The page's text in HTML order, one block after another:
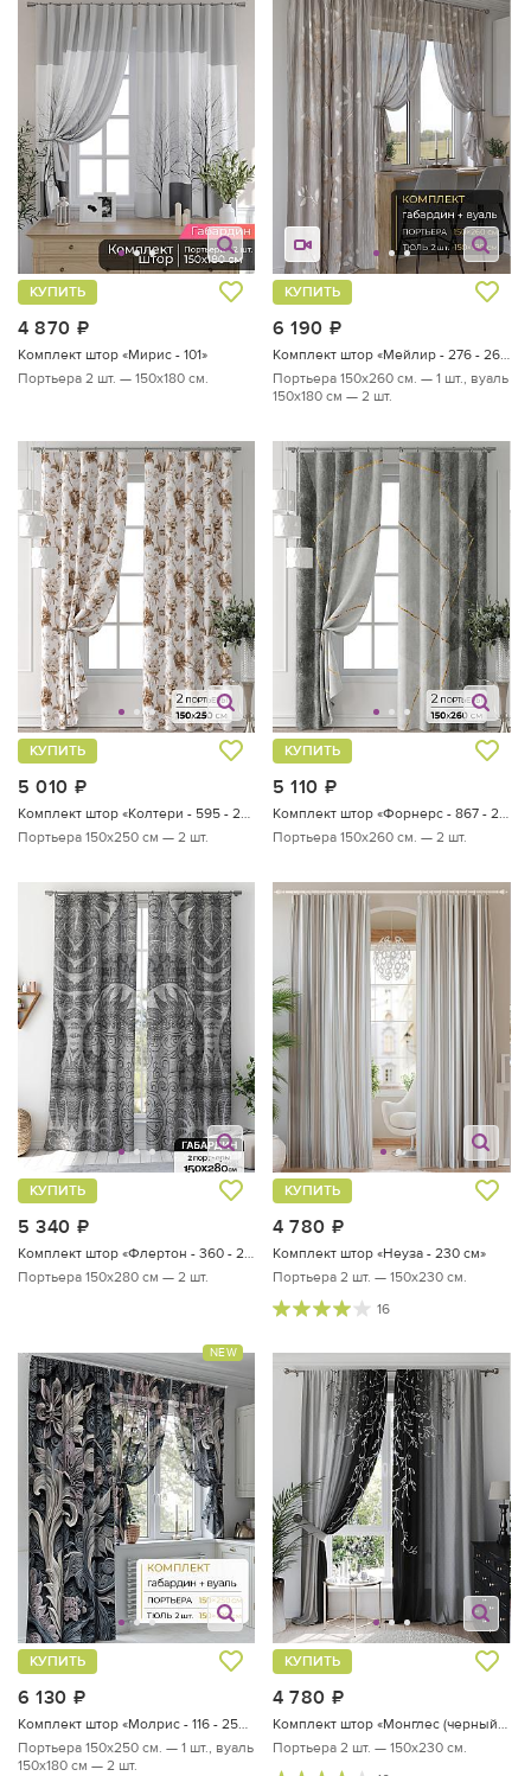
4 870
КУПИТЬ
Комплект штор «Мирис - 101»
Портьера 2 шт. — 150х180 см.
6 190
КУПИТЬ
Комплект штор «Мейлир - 276 - 260 см»
Портьера 150х260 см. — 1 шт., вуаль
150х180 см — 2 шт.
5 010
КУПИТЬ
Портьера 150х250 см — 2 шт.
5 110
КУПИТЬ
Портьера 150х260 см. — 2 шт.
5 340
КУПИТЬ
Портьера 150х280 см — 2 шт.
4 780
КУПИТЬ
Комплект штор «Неуза - 230 см»
Портьера 2 шт. — 150х230 см.
16
NEW
6 130
КУПИТЬ
Комплект штор «Молрис - 116 - 250 см»
Портьера 150х250 см. — 1 шт., вуаль
150х180 см — 2 шт.
4 780
КУПИТЬ
Комплект штор «Монглес (черный) - 230 см»
Портьера 2 шт. — 150х230 см.